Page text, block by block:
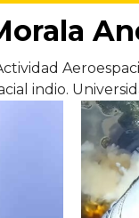
indio.